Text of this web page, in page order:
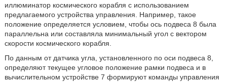
иллюминатор космического корабля с использованием
предлагаемого устройства управления. Например, такое
положение определяется условием, чтобы ось подвеса 8 была
параллельна или составляла минимальный угол с вектором
скорости космического корабля.
По данным от датчика угла, установленного по оси подвеса 8,
определяют текущее угловое положение рамки подвеса и в
вычислительном устройстве 7 формируют команды управления